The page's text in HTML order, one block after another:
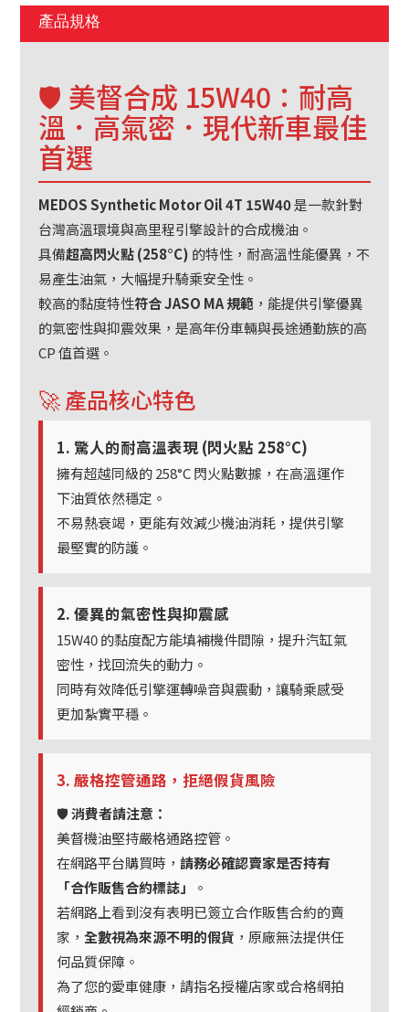
產品規格
🛡️ 美督合成 15W40：耐高
溫．高氣密．現代新車最佳
首選
MEDOS Synthetic Motor Oil 4T 15W40是一款針對
台灣高溫環境與高里程引擎設計的合成機油。
具備超高閃火點 (258°C) 的特性，耐高溫性能優異，不
易產生油氣，大幅提升騎乘安全性。
較高的黏度特性符合 JASO MA 規範 ，能提供引擎優異
的氣密性與抑震效果，是高年份車輛與長途通勤族的高
CP 值首選。
🚀 產品核心特色
1. 驚人的耐高溫表現 (閃火點 258°C)
擁有超越同級的 258°C 閃火點數據，在高溫運作
下油質依然穩定。
不易熱衰竭，更能有效減少機油消耗，提供引擎
最堅實的防護。
2. 優異的氣密性與抑震感
15W40 的黏度配方能填補機件間隙，提升汽缸氣
密性，找回流失的動力。
同時有效降低引擎運轉噪音與震動，讓騎乘感受
更加紮實平穩。
3. 嚴格控管通路，拒絕假貨風險
🛡️消費者請注意：
美督機油堅持嚴格通路控管。
在網路平台購買時，請務必確認賣家是否持有
「合作販售合約標誌」
。
若網路上看到沒有表明已簽立合作販售合約的賣
家，全數視為來源不明的假貨 ，原廠無法提供任
何品質保障。
為了您的愛車健康，請指名授權店家或合格網拍